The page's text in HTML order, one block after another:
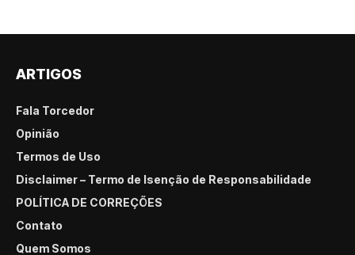
ARTIGOS
Fala Torcedor
Opinião
Termos de Uso
Disclaimer – Termo de Isenção de Responsabilidade
POLÍTICA DE CORREÇÕES
Contato
Quem Somos